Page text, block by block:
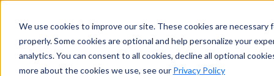
We use cookies to improve our site. These cookies are
properly. Some cookies are optional and help personalize your
analytics. You can consent to all cookies, decline all optional
more about the cookies we use, see our Privacy Policy